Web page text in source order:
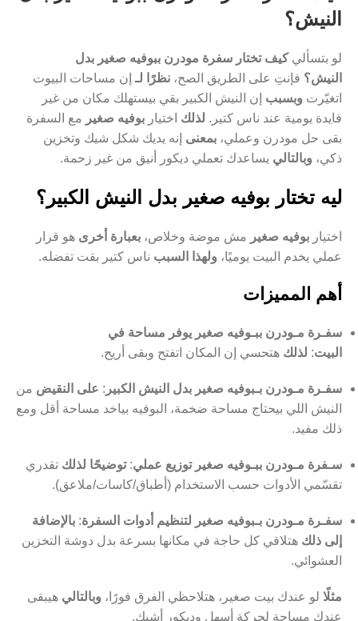
النيش؟
لو بتسأليكيف تختار سفرة مودرن ببوفيه صغير بدل
النيش؟ فإنتِ على الطريق الصح، نظرًا لـ إن مساحات البيوت
اتغيّرت وبسبب إن النيش الكبير بقي بيستهلك مكان من غير
فايدة يومية عند ناس كتير. لذلك اختيار بوفيه صغير مع السفرة
بقى حل مودرن وعملي، بمعنى إنه يديك شكل شيك وتخزين
ذكي، وبالتالي يساعدك تعملي ديكور أنيق من غير زحمة.
ليه تختار بوفيه صغير بدل النيش الكبير؟
اختيار بوفيه صغير مش موضة وخلاص، بعبارة أخرى هو قرار
عملي يخدم البيت يوميًا، ولهذا السبب ناس كتير بقت تفضله.
أهم المميزات
سفـرة مـودرن ببـوفيه صغير يوفر مساحة في
البيت: لذلك هتحسي إن المكان اتفتح وبقى أريح.
سفـرة مـودرن بـبوفيه صغير بدل النيش الكبير : على النقيض من
النيش اللي بيحتاج مساحة ضخمة، البوفيه بياخد مساحة أقل ومع
ذلك مفيد.
سـفرة مـودرن ببـوفيه صغير توزيع عملي:توضيحًا لذلك تقدري
تقسّمي الأدوات حسب الاستخدام (أطباق/كاسات/ملاعق).
سفـرة مـودرن بـبوفيه صغير لتنظيم أدوات السفرة: بالإضافة
إلى ذلك هتلاقي كل حاجة في مكانها بسرعة بدل دوشة التخزين
العشوائي.
مثلًا لو عندك بيت صغير، هتلاحظي الفرق فورًا، وبالتالي هيبقى
عندك مساحة لحركة أسهل وديكور أشيك.